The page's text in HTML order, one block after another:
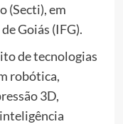
(Secti), em
Goiás (IFG).
de tecnologias
robótica,
3D,